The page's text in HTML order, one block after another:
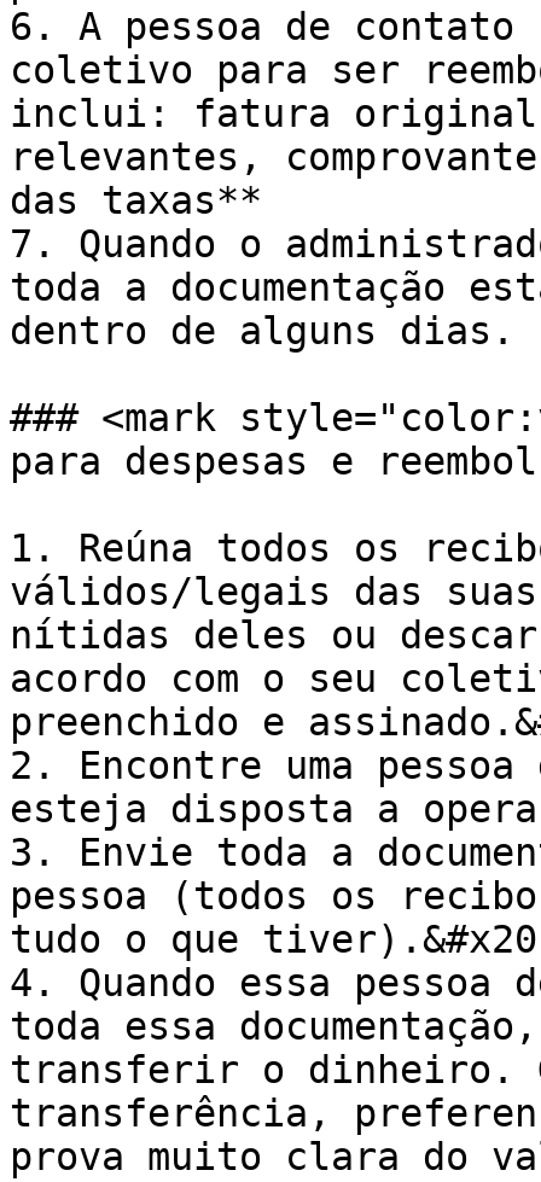
6. A pessoa de contato
coletivo para ser
inclui: fatura original,
relevantes,
das taxas**
7. Quando o
toda a documentação
dentro de alguns dias.
### <mark
para despesas e
1. Reúna todos os
válidos/legais das
nítidas deles ou
acordo com o seu
preenchido e
2. Encontre uma
esteja disposta a
3. Envie toda a
pessoa (todos os
tudo o que
4. Quando essa
toda essa
transferir o dinheiro.
transferência,
prova muito clara do